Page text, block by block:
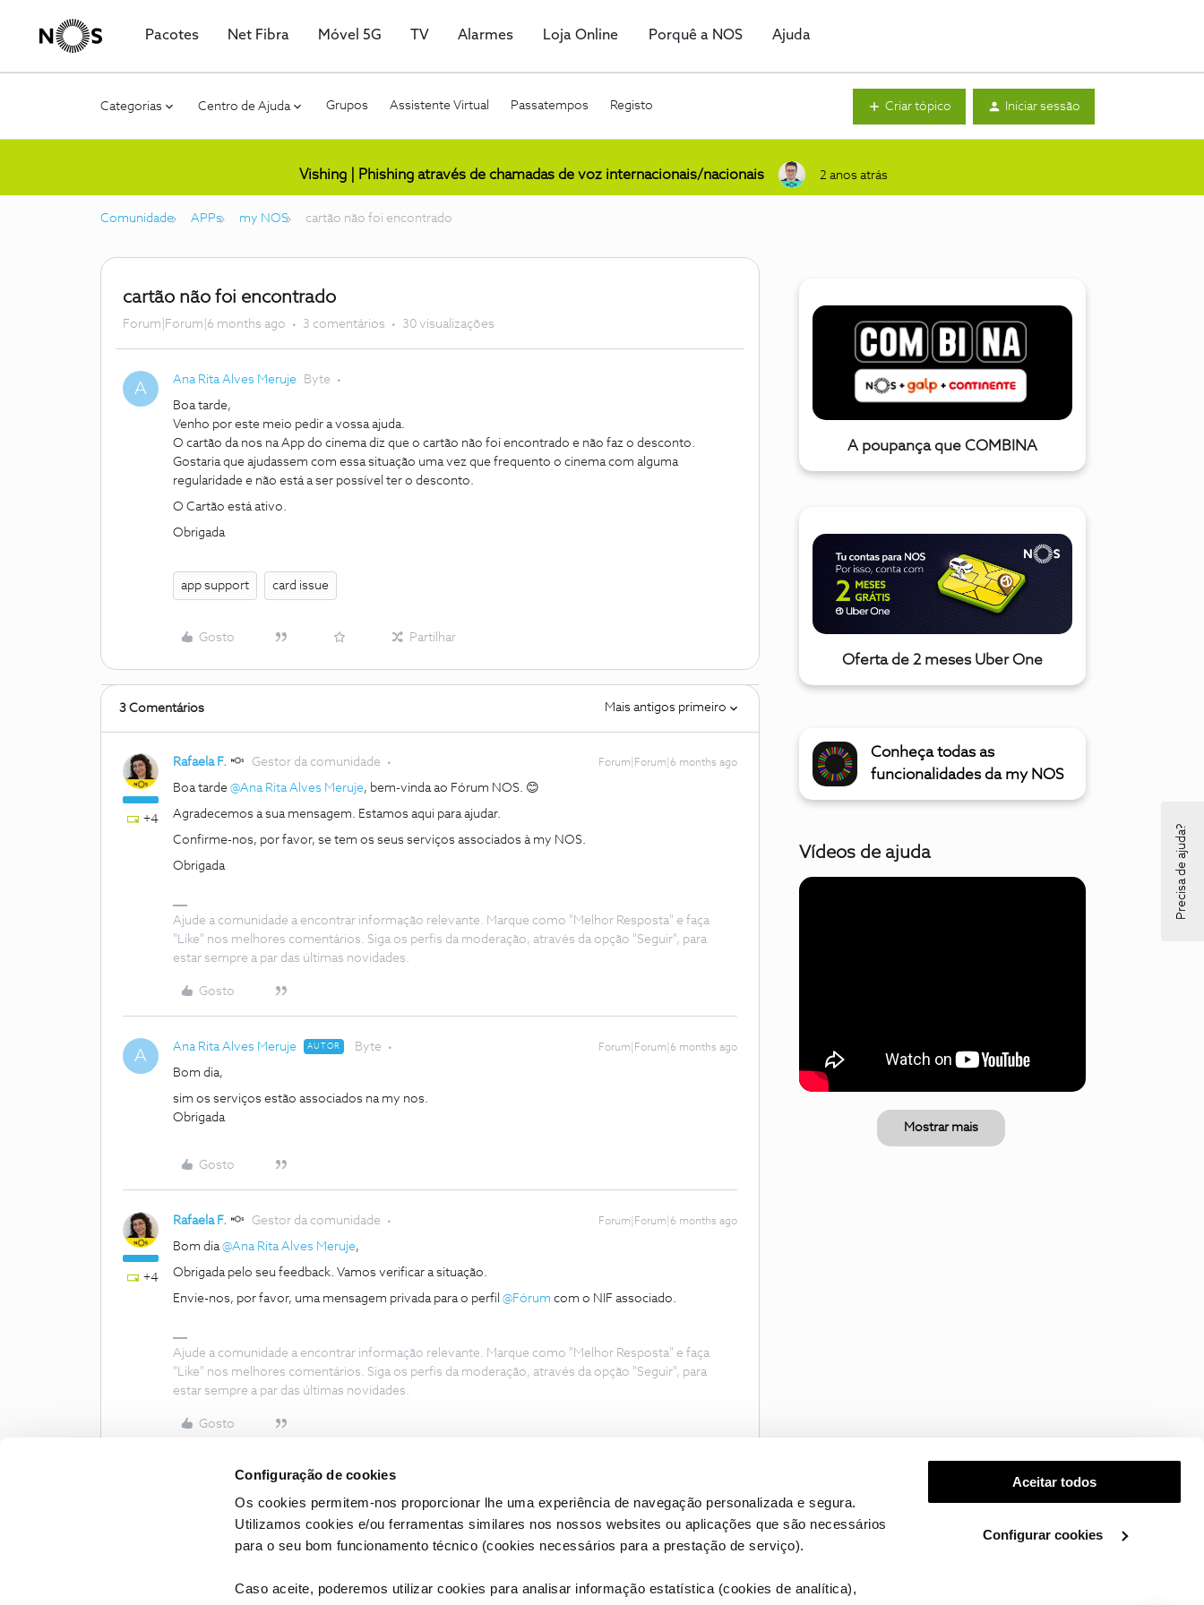
Configuração de cookies
Os cookies permitem-nos proporcionar lhe uma experiência de navegação personalizada e segura.
Utilizamos cookies e/ou ferramentas similares nos nossos websites ou aplicações que são necessários
para o seu bom funcionamento técnico (cookies necessários para a prestação de serviço).
Caso aceite, poderemos utilizar cookies para analisar informação estatística (cookies de analítica),
Aceitar todos
Configurar cookies
Pacotes Net Fibra Móvel 5G TV Alarmes Loja Online Porquê a NOS Ajuda
Categorias Centro de Ajuda Grupos Assistente Virtual Passatempos Registo Criar tópico Iniciar sessão
Vishing | Phishing através de chamadas de voz internacionais/nacionais 2 anos atrás
Comunidade APPs my NOS cartão não foi encontrado
cartão não foi encontrado
Forum|Forum|6 months ago 3 comentários 30 visualizações
A Ana Rita Alves Meruje Byte
Boa tarde,
Venho por este meio pedir a vossa ajuda.
O cartão da nos na App do cinema diz que o cartão não foi encontrado e não faz o desconto.
Gostaria que ajudassem com essa situação uma vez que frequento o cinema com alguma
regularidade e não está a ser possível ter o desconto.
O Cartão está ativo.
Obrigada
app support card issue
Gosto Partilhar
3 Comentários Mais antigos primeiro
+4
Rafaela F. Gestor da comunidade Forum|Forum|6 months ago
Boa tarde ​ @Ana Rita Alves Meruje, bem-vinda ao Fórum NOS. 😊
Agradecemos a sua mensagem. Estamos aqui para ajudar.
Confirme-nos, por favor, se tem os seus serviços associados à my NOS.
Obrigada
Ajude a comunidade a encontrar informação relevante. Marque como "Melhor Resposta" e faça
"Like" nos melhores comentários. Siga os perfis da moderação, através da opção "Seguir", para
estar sempre a par das últimas novidades.
Gosto
A Ana Rita Alves Meruje AUTOR Byte Forum|Forum|6 months ago
Bom dia,
sim os serviços estão associados na my nos.
Obrigada
Gosto
+4
Rafaela F. Gestor da comunidade Forum|Forum|6 months ago
Bom dia ​@Ana Rita Alves Meruje,
Obrigada pelo seu feedback. Vamos verificar a situação.
Envie-nos, por favor, uma mensagem privada para o perfil ​ @Fórum com o NIF associado.
Ajude a comunidade a encontrar informação relevante. Marque como "Melhor Resposta" e faça
"Like" nos melhores comentários. Siga os perfis da moderação, através da opção "Seguir", para
estar sempre a par das últimas novidades.
Gosto
A poupança que COMBINA
Oferta de 2 meses Uber One
Conheça todas as
funcionalidades da my NOS
Vídeos de ajuda
Mostrar mais
Precisa de ajuda?